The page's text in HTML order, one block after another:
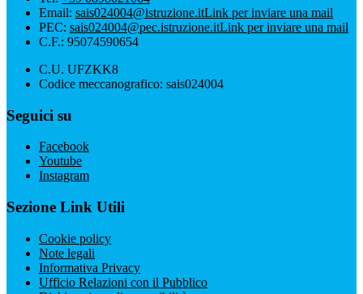
Email: sais024004@istruzione.itLink per inviare una mail
PEC: sais024004@pec.istruzione.itLink per inviare una mail
C.F.: 95074590654
C.U. UFZKK8
Codice meccanografico: sais024004
Seguici su
Facebook
Youtube
Instagram
Sezione Link Utili
Cookie policy
Note legali
Informativa Privacy
Ufficio Relazioni con il Pubblico